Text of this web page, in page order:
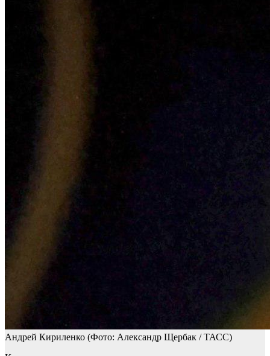
Андрей Кириленко (Фото: Александр Щербак / ТАСС)